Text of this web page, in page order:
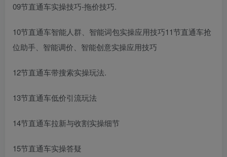
09节直通车实操技巧-拖价技巧.
10节直通车智能人群、智能词包实操应用技巧11节直通车抢
位助手、智能调价、智能创意实操应用技巧
12节直通车带搜索实操玩法.
13节直通车低价引流玩法
14节直通车拉新与收割实操细节
15节直通车实操答疑